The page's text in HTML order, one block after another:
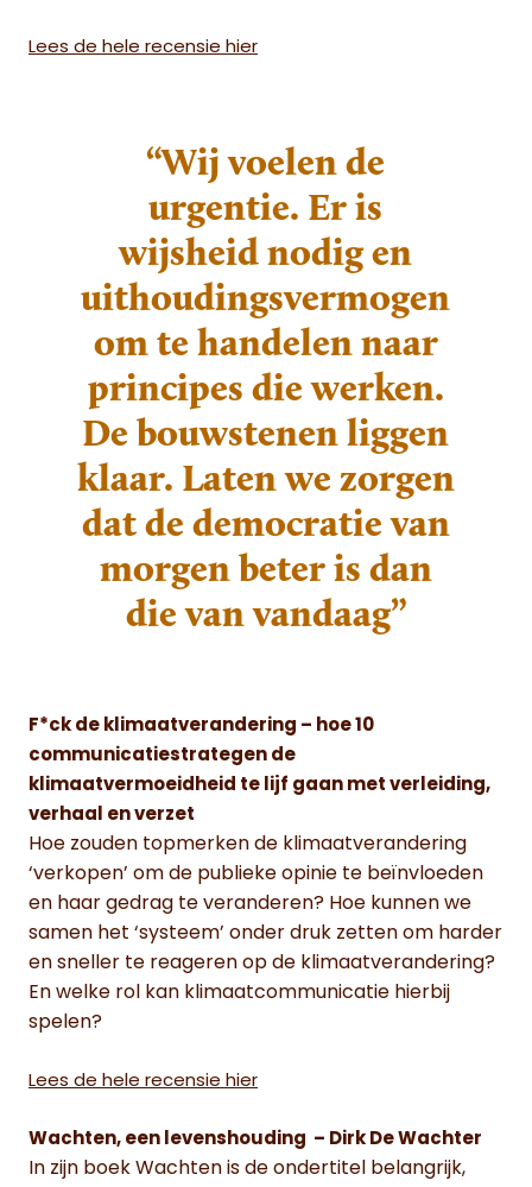
Lees de hele recensie hier
“Wij voelen de
urgentie. Er is
wijsheid nodig en
uithoudingsvermogen
om te handelen naar
principes die werken.
De bouwstenen liggen
klaar. Laten we zorgen
dat de democratie van
morgen beter is dan
die van vandaag”
F*ck de klimaatverandering – hoe 10
communicatiestrategen de
klimaatvermoeidheid te lijf gaan met verleiding,
verhaal en verzet
Hoe zouden topmerken de klimaatverandering
‘verkopen’ om de publieke opinie te beïnvloeden
en haar gedrag te veranderen? Hoe kunnen we
samen het ‘systeem’ onder druk zetten om harder
en sneller te reageren op de klimaatverandering?
En welke rol kan klimaatcommunicatie hierbij
spelen?
Lees de hele recensie hier
Wachten, een levenshouding – Dirk De Wachter
In zijn boek Wachten is de ondertitel belangrijk,